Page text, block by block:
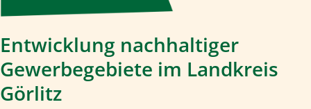
Entwicklung nachhaltiger
Gewerbegebiete im Landkreis
Görlitz